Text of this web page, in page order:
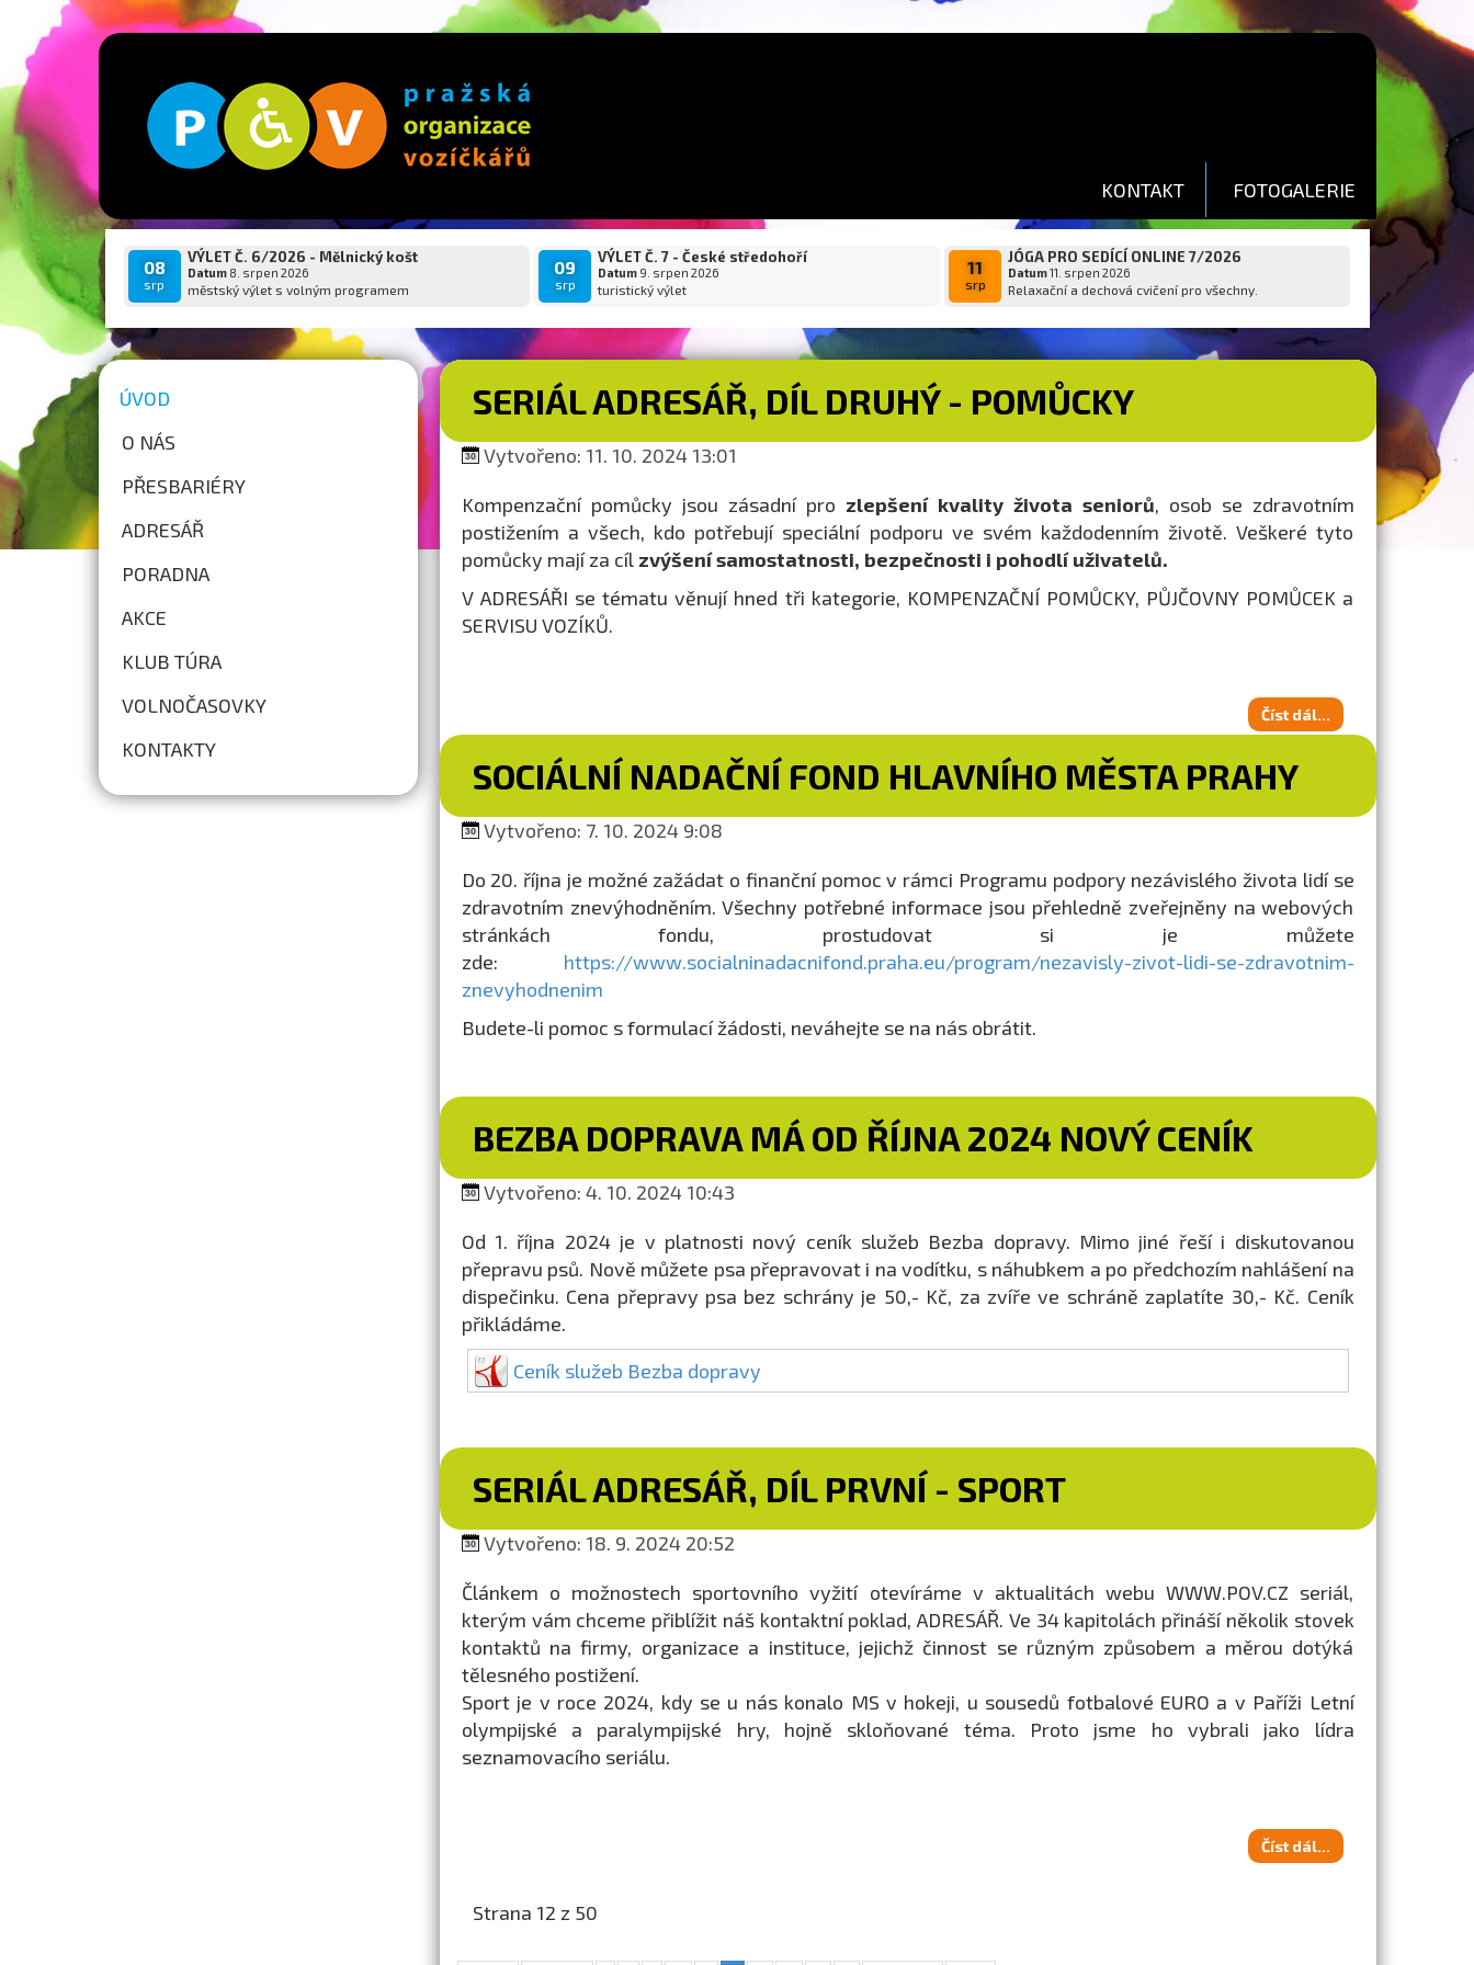
KONTAKT FOTOGALERIE
08
srp
VÝLET Č. 6/2026 - Mělnický košt
Datum8. srpen 2026
městský výlet s volným programem
09
srp
VÝLET Č. 7 - České středohoří
Datum 9. srpen 2026
turistický výlet
11
srp
JÓGA PRO SEDÍCÍ ONLINE 7/2026
Datum11. srpen 2026
Relaxační a dechová cvičení pro všechny.
ÚVOD
O NÁS
PŘESBARIÉRY
ADRESÁŘ
PORADNA
AKCE
KLUB TÚRA
VOLNOČASOVKY
KONTAKTY
SERIÁL ADRESÁŘ, DÍL DRUHÝ - POMŮCKY
Vytvořeno: 11. 10. 2024 13:01
Kompenzační pomůcky jsou zásadní pro zlepšení kvality života seniorů, osob se zdravotním
postižením a všech, kdo potřebují speciální podporu ve svém každodenním životě. Veškeré tyto
pomůcky mají za cíl zvýšení samostatnosti, bezpečnosti i pohodlí uživatelů.
V ADRESÁŘI se tématu věnují hned tři kategorie, KOMPENZAČNÍ POMŮCKY, PŮJČOVNY POMŮCEK a
SERVISU VOZÍKŮ.
Číst dál...
SOCIÁLNÍ NADAČNÍ FOND HLAVNÍHO MĚSTA PRAHY
Vytvořeno: 7. 10. 2024 9:08
Do 20. října je možné zažádat o finanční pomoc v rámci Programu podpory nezávislého života lidí se
zdravotním znevýhodněním. Všechny potřebné informace jsou přehledně zveřejněny na webových
stránkách fondu, prostudovat si je můžete
zde: https://www.socialninadacnifond.praha.eu/program/nezavisly-zivot-lidi-se-zdravotnim-
znevyhodnenim
Budete-li pomoc s formulací žádosti, neváhejte se na nás obrátit.
BEZBA DOPRAVA MÁ OD ŘÍJNA 2024 NOVÝ CENÍK
Vytvořeno: 4. 10. 2024 10:43
Od 1. října 2024 je v platnosti nový ceník služeb Bezba dopravy. Mimo jiné řeší i diskutovanou
přepravu psů. Nově můžete psa přepravovat i na vodítku, s náhubkem a po předchozím nahlášení na
dispečinku. Cena přepravy psa bez schrány je 50,- Kč, za zvíře ve schráně zaplatíte 30,- Kč. Ceník
přikládáme.
Ceník služeb Bezba dopravy
SERIÁL ADRESÁŘ, DÍL PRVNÍ - SPORT
Vytvořeno: 18. 9. 2024 20:52
Článkem o možnostech sportovního vyžití otevíráme v aktualitách webu WWW.POV.CZ seriál,
kterým vám chceme přiblížit náš kontaktní poklad, ADRESÁŘ. Ve 34 kapitolách přináší několik stovek
kontaktů na firmy, organizace a instituce, jejichž činnost se různým způsobem a měrou dotýká
tělesného postižení.
Sport je v roce 2024, kdy se u nás konalo MS v hokeji, u sousedů fotbalové EURO a v Paříži Letní
olympijské a paralympijské hry, hojně skloňované téma. Proto jsme ho vybrali jako lídra
seznamovacího seriálu.
Číst dál...
Strana 12 z 50